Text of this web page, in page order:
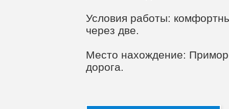
Условия работы:
через две.
Место нахождение:
дорога.